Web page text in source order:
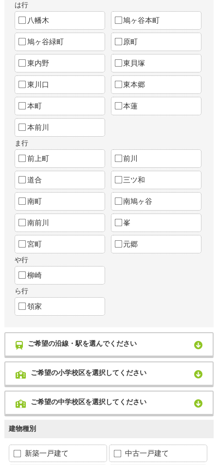
は行
八幡木 鳩ヶ谷本町
鳩ヶ谷緑町 原町
東内野 東貝塚
東川口 東本郷
本町 本蓮
本前川
ま行
前上町 前川
道合 三ツ和
南町 南鳩ヶ谷
南前川 峯
宮町 元郷
や行
柳崎
ら行
領家
ご希望の沿線・駅を選んでください
ご希望の小学校区を選択してください
ご希望の中学校区を選択してください
建物種別
新築一戸建て 中古一戸建て